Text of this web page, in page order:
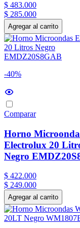
$ 483.000
$ 285.000
Agregar al carrito
-40%
Comparar
Horno
Electrolux 20
Negro
$ 422.000
$ 249.000
Agregar al carrito